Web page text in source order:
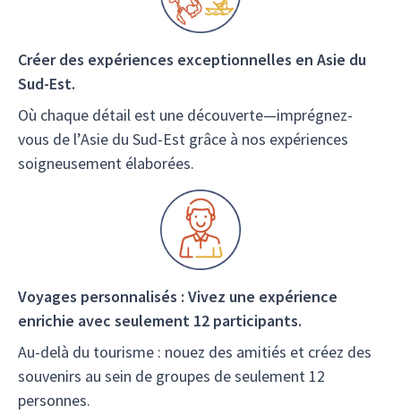
Créer des expériences exceptionnelles en Asie du
Sud-Est.
Où chaque détail est une découverte—imprégnez-
vous de l’Asie du Sud-Est grâce à nos expériences
soigneusement élaborées.
Voyages personnalisés : Vivez une expérience
enrichie avec seulement 12 participants.
Au-delà du tourisme : nouez des amitiés et créez des
souvenirs au sein de groupes de seulement 12
personnes.